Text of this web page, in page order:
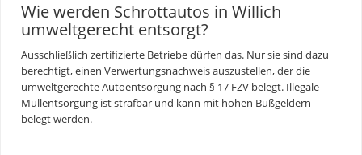
Wie werden Schrottautos in Willich
umweltgerecht entsorgt?
Ausschließlich zertifizierte Betriebe dürfen das. Nur sie sind dazu
berechtigt, einen Verwertungsnachweis auszustellen, der die
umweltgerechteAutoentsorgung nach § 17 FZV belegt. Illegale
Müllentsorgung ist strafbar und kann mit hohen Bußgeldern
belegt werden.